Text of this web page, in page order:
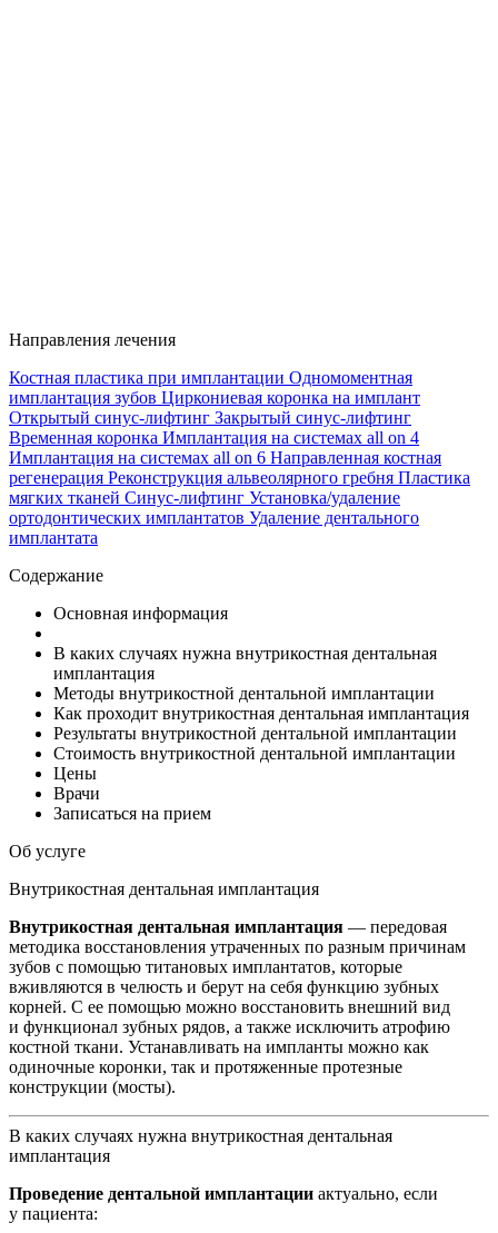
Направления лечения
Костная пластика при имплантации Одномоментная
имплантация зубов Циркониевая коронка на имплант
Открытый синус-лифтинг Закрытый синус-лифтинг
Временная коронка Имплантация на системах all on 4
Имплантация на системах all on 6 Направленная костная
регенерация Реконструкция альвеолярного гребня Пластика
мягких тканей Синус-лифтинг Установка/удаление
ортодонтических имплантатов Удаление дентального
имплантата
Содержание
Основная информация
В каких случаях нужна внутрикостная дентальная
имплантация
Методы внутрикостной дентальной имплантации
Как проходит внутрикостная дентальная имплантация
Результаты внутрикостной дентальной имплантации
Стоимость внутрикостной дентальной имплантации
Цены
Врачи
Записаться на прием
Об услуге
Внутрикостная дентальная имплантация
Внутрикостная дентальная имплантация — передовая
методика восстановления утраченных по разным причинам
зубов с помощью титановых имплантатов, которые
вживляются в челюсть и берут на себя функцию зубных
корней. С ее помощью можно восстановить внешний вид
и функционал зубных рядов, а также исключить атрофию
костной ткани. Устанавливать на импланты можно как
одиночные коронки, так и протяженные протезные
конструкции (мосты).
В каких случаях нужна внутрикостная дентальная
имплантация
Проведение дентальной имплантации актуально, если
у пациента: